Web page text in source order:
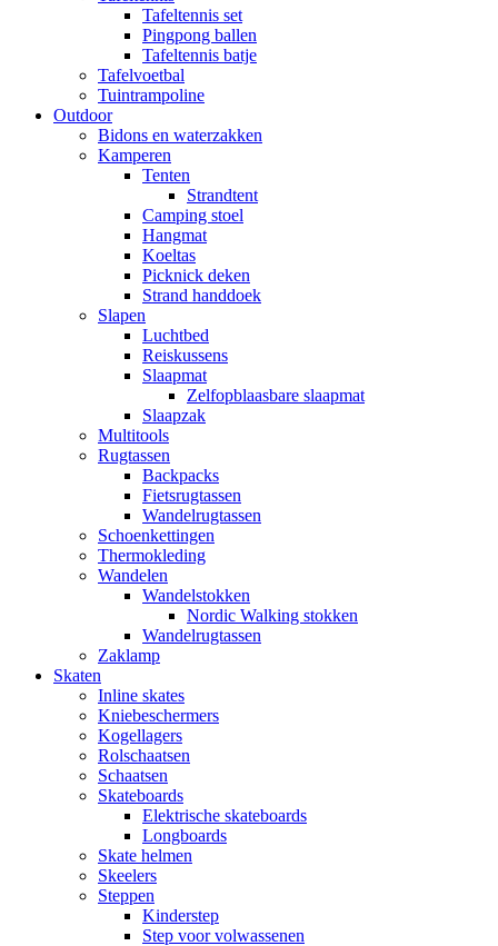
Tafeltennis set
Pingpong ballen
Tafeltennis batje
Tafelvoetbal
Tuintrampoline
Outdoor
Bidons en waterzakken
Kamperen
Tenten
Strandtent
Camping stoel
Hangmat
Koeltas
Picknick deken
Strand handdoek
Slapen
Luchtbed
Reiskussens
Slaapmat
Zelfopblaasbare slaapmat
Slaapzak
Multitools
Rugtassen
Backpacks
Fietsrugtassen
Wandelrugtassen
Schoenkettingen
Thermokleding
Wandelen
Wandelstokken
Nordic Walking stokken
Wandelrugtassen
Zaklamp
Skaten
Inline skates
Kniebeschermers
Kogellagers
Rolschaatsen
Schaatsen
Skateboards
Elektrische skateboards
Longboards
Skate helmen
Skeelers
Steppen
Kinderstep
Step voor volwassenen